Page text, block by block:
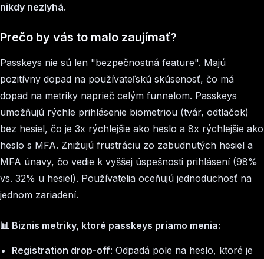
nikdy nezlyhá.
Prečo by vás to malo zaujímať?
Passkeys nie sú len "bezpečnostná feature". Majú
pozitívny dopad na používateľskú skúsenosť, čo má
dopad na metriky naprieč celým funnelom. Passkeys
umožňujú rýchle prihlásenie biometriou (tvár, odtlačok)
bez hesiel, čo je 3x rýchlejšie ako heslo a 8x rýchlejšie ako
heslo s MFA. Znižujú frustráciu zo zabudnutých hesiel a
MFA únavy, čo vedie k vyššej úspešnosti prihlásení (98%
vs. 32% u hesiel). Používatelia oceňujú jednoduchosť na
jednom zariadení.
📊 Biznis metriky, ktoré passkeys priamo menia:
Registration drop-off: Odpadá pole na heslo, ktoré je